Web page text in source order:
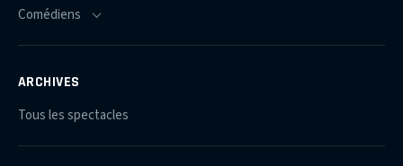
ARCHIVES
Tous les spectacles